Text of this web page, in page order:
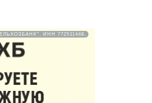
ИНН 772511448.